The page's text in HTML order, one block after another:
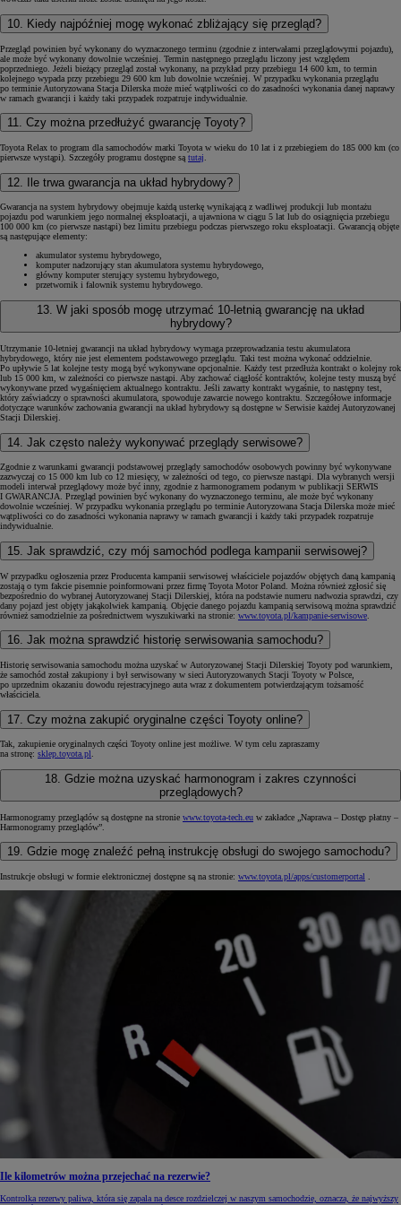
10. Kiedy najpóźniej mogę wykonać zbliżający się przegląd?
Przegląd powinien być wykonany do wyznaczonego terminu (zgodnie z interwałami przeglądowymi pojazdu),
ale może być wykonany dowolnie wcześniej. Termin następnego przeglądu liczony jest względem
poprzedniego. Jeżeli bieżący przegląd został wykonany, na przykład przy przebiegu 14 600 km, to termin
kolejnego wypada przy przebiegu 29 600 km lub dowolnie wcześniej. W przypadku wykonania przeglądu
po terminie Autoryzowana Stacja Dilerska może mieć wątpliwości co do zasadności wykonania danej naprawy
w ramach gwarancji i każdy taki przypadek rozpatruje indywidualnie.
11. Czy można przedłużyć gwarancję Toyoty?
Toyota Relax to program dla samochodów marki Toyota w wieku do 10 lat i z przebiegiem do 185 000 km (co
pierwsze wystąpi). Szczegóły programu dostępne są tutaj
12. Ile trwa gwarancja na układ hybrydowy?
Gwarancja na system hybrydowy obejmuje każdą usterkę wynikającą z wadliwej produkcji lub montażu
pojazdu pod warunkiem jego normalnej eksploatacji, a ujawniona w ciągu 5 lat lub do osiągnięcia przebiegu
100 000 km (co pierwsze nastąpi) bez limitu przebiegu podczas pierwszego roku eksploatacji. Gwarancją objęte
są następujące elementy:
akumulator systemu hybrydowego,
komputer nadzorujący stan akumulatora systemu hybrydowego,
główny komputer sterujący systemu hybrydowego,
przetwornik i falownik systemu hybrydowego.
13. W jaki sposób mogę utrzymać 10-letnią gwarancję na układ
hybrydowy?
Utrzymanie 10-letniej gwarancji na układ hybrydowy wymaga przeprowadzania testu akumulatora
hybrydowego, który nie jest elementem podstawowego przeglądu. Taki test można wykonać oddzielnie.
Po upływie 5 lat kolejne testy mogą być wykonywane opcjonalnie. Każdy test przedłuża kontrakt o kolejny rok
lub 15 000 km, w zależności co pierwsze nastąpi. Aby zachować ciągłość kontraktów, kolejne testy muszą być
wykonywane przed wygaśnięciem aktualnego kontraktu. Jeśli zawarty kontrakt wygaśnie, to następny test,
który zaświadczy o sprawności akumulatora, spowoduje zawarcie nowego kontraktu. Szczegółowe informacje
dotyczące warunków zachowania gwarancji na układ hybrydowy są dostępne w Serwisie każdej Autoryzowanej
Stacji Dilerskiej.
14. Jak często należy wykonywać przeglądy serwisowe?
Zgodnie z warunkami gwarancji podstawowej przeglądy samochodów osobowych powinny być wykonywane
zazwyczaj co 15 000 km lub co 12 miesięcy, w zależności od tego, co pierwsze nastąpi. Dla wybranych wersji
modeli interwał przeglądowy może być inny, zgodnie z harmonogramem podanym w publikacji SERWIS
I GWARANCJA. Przegląd powinien być wykonany do wyznaczonego terminu, ale może być wykonany
dowolnie wcześniej. W przypadku wykonania przeglądu po terminie Autoryzowana Stacja Dilerska może mieć
wątpliwości co do zasadności wykonania naprawy w ramach gwarancji i każdy taki przypadek rozpatruje
indywidualnie.
15. Jak sprawdzić, czy mój samochód podlega kampanii serwisowej?
W przypadku ogłoszenia przez Producenta kampanii serwisowej właściciele pojazdów objętych daną kampanią
zostają o tym fakcie pisemnie poinformowani przez firmę Toyota Motor Poland. Można również zgłosić się
bezpośrednio do wybranej Autoryzowanej Stacji Dilerskiej, która na podstawie numeru nadwozia sprawdzi, czy
dany pojazd jest objęty jakąkolwiek kampanią. Objęcie danego pojazdu kampanią serwisową można sprawdzić
również samodzielnie za pośrednictwem wyszukiwarki na stronie: www.toyota.pl/kampanie-serwisowe
16. Jak można sprawdzić historię serwisowania samochodu?
Historię serwisowania samochodu można uzyskać w Autoryzowanej Stacji Dilerskiej Toyoty pod warunkiem,
że samochód został zakupiony i był serwisowany w sieci Autoryzowanych Stacji Toyoty w Polsce,
po uprzednim okazaniu dowodu rejestracyjnego auta wraz z dokumentem potwierdzającym tożsamość
właściciela.
17. Czy można zakupić oryginalne części Toyoty online?
Tak, zakupienie oryginalnych części Toyoty online jest możliwe. W tym celu zapraszamy
na stronę: sklep.toyota.pl.
18. Gdzie można uzyskać harmonogram i zakres czynności
przeglądowych?
Harmonogramy przeglądów są dostępne na stronie www.toyota-tech.eu w zakładce „Naprawa – Dostęp płatny –
Harmonogramy przeglądów”.
19. Gdzie mogę znaleźć pełną instrukcję obsługi do swojego samochodu?
Instrukcje obsługi w formie elektronicznej dostępne są na stronie: www.toyota.pl/apps/customerportal
Ile kilometrów można przejechać na rezerwie?
Kontrolka rezerwy paliwa, która się zapala na desce rozdzielczej w naszym samochodzie, oznacza, że najwyższy